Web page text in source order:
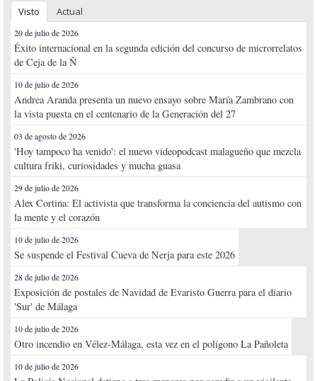
Visto Actual
20 de julio de 2026
Éxito internacional en la segunda edición del concurso de microrrelatos
de Ceja de la Ñ
10 de julio de 2026
Andrea Aranda presenta un nuevo ensayo sobre María Zambrano con
la vista puesta en el centenario de la Generación del 27
03 de agosto de 2026
'Hoy tampoco ha venido': el nuevo videopodcast malagueño que mezcla
cultura friki, curiosidades y mucha guasa
29 de julio de 2026
Alex Cortina: El activista que transforma la conciencia del autismo con
la mente y el corazón
10 de julio de 2026
Se suspende el Festival Cueva de Nerja para este 2026
28 de julio de 2026
Exposición de postales de Navidad de Evaristo Guerra para el diario
'Sur' de Málaga
10 de julio de 2026
Otro incendio en Vélez-Málaga, esta vez en el polígono La Pañoleta
10 de julio de 2026